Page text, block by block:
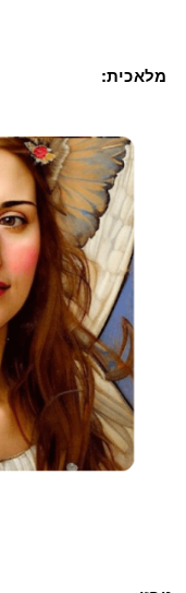
מלאכית: